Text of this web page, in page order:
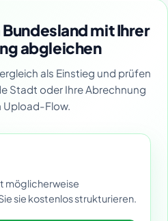
mit Ihrer
abgleichen
als Einstieg und prüfen
Stadt oder Ihre Abrechnung
Upload-Flow.
möglicherweise
sie kostenlos strukturieren.